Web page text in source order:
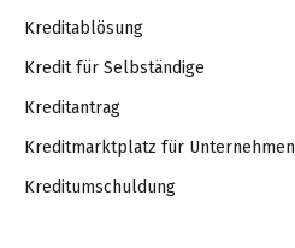
Kreditablösung
Kredit für Selbständige
Kreditantrag
Kreditmarktplatz für Unternehmen
Kreditumschuldung